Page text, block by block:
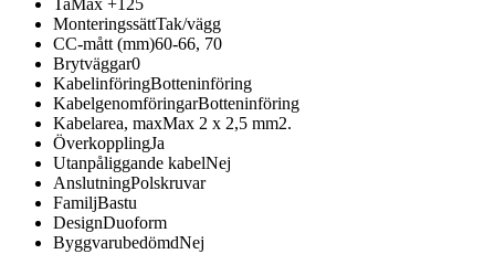
TaMax +125
MonteringssättTak/vägg
CC-mått (mm)60-66, 70
Brytväggar0
KabelinföringBotteninföring
KabelgenomföringarBotteninföring
Kabelarea, maxMax 2 x 2,5 mm2.
ÖverkopplingJa
Utanpåliggande kabelNej
AnslutningPolskruvar
FamiljBastu
DesignDuoform
ByggvarubedömdNej